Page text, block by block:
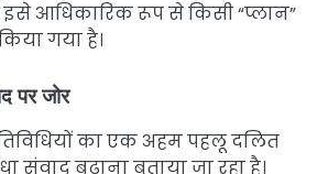
आधिकारिक रूप से किसी “प्लान”
गया है।
पर जोर
का एक अहम पहलू दलित
संवाद बढ़ाना बताया जा रहा है।